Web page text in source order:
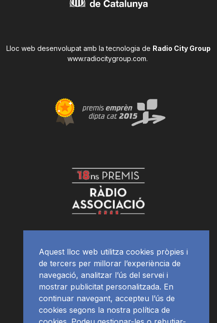
Lloc web desenvolupat amb la tecnologia de Radio City Group
www.radiocitygroup.com.
Aquest lloc web utilitza cookies pròpies i
de tercers per millorar l’experiència de
navegació, analitzar l’ús del servei i
mostrar publicitat personalitzada. En
continuar navegant, accepteu l’ús de
cookies segons la nostra política de